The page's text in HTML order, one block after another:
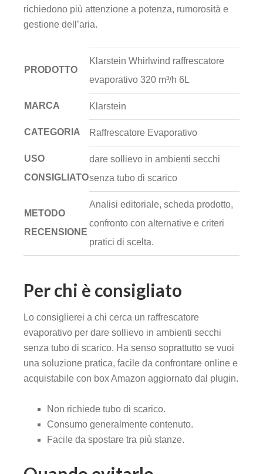
richiedono più attenzione a potenza, rumorosità e
gestione dell’aria.
PRODOTTO
Klarstein Whirlwind raffrescatore
evaporativo 320 m³/h 6L
MARCA Klarstein
CATEGORIA Raffrescatore Evaporativo
USO
CONSIGLIATO
dare sollievo in ambienti secchi
senza tubo di scarico
METODO
RECENSIONE
Analisi editoriale, scheda prodotto,
confronto con alternative e criteri
pratici di scelta.
Per chi è consigliato
Lo consiglierei a chi cerca un raffrescatore
evaporativo per dare sollievo in ambienti secchi
senza tubo di scarico. Ha senso soprattutto se vuoi
una soluzione pratica, facile da confrontare online e
acquistabile con box Amazon aggiornato dal plugin.
Non richiede tubo di scarico.
Consumo generalmente contenuto.
Facile da spostare tra più stanze.